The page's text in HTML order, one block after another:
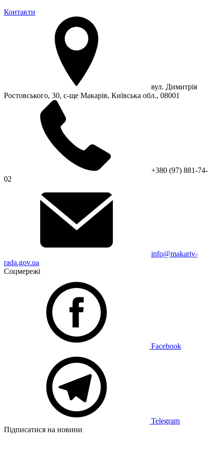
Контакти
вул. Димитрія
Ростовського, 30, с-ще Макарів, Київська обл., 08001
+380 (97) 881-74-
02
info@makariv-
rada.gov.ua
Соцмережі
Facebook
Telegram
Підписатися на новини